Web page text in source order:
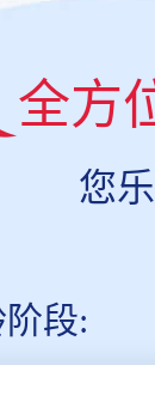
全方
您
段: